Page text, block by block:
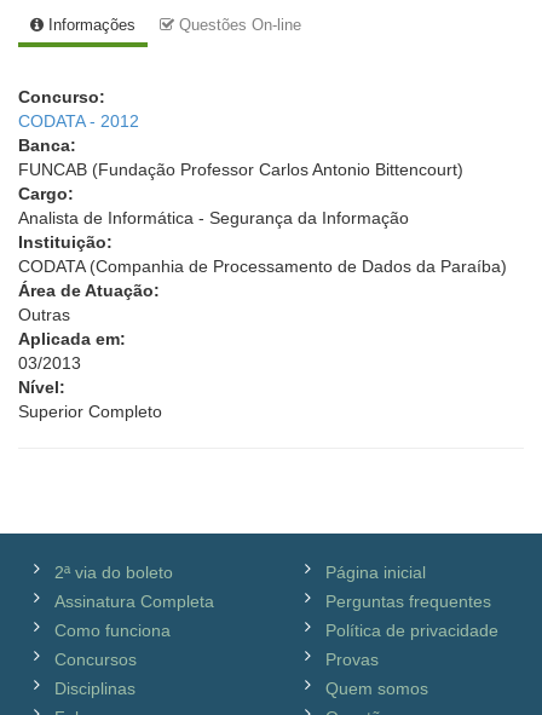
Informações Questões On-line
Concurso:
CODATA - 2012
Banca:
FUNCAB (Fundação Professor Carlos Antonio Bittencourt)
Cargo:
Analista de Informática - Segurança da Informação
Instituição:
CODATA (Companhia de Processamento de Dados da Paraíba)
Área de Atuação:
Outras
Aplicada em:
03/2013
Nível:
Superior Completo
2ª via do boleto
Assinatura Completa
Como funciona
Concursos
Disciplinas
Página inicial
Perguntas frequentes
Política de privacidade
Provas
Quem somos